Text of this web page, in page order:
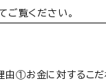
ご覧ください。
由①お金に対するこだ